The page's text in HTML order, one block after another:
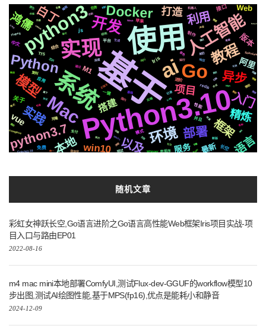
基于
使用
Python3.10
系统 ai
实现
Go
python3
Mac
人工智能
开发
环境
教程
Python
Docker
模型
部署
python3.7
异步
以及
利用
实践
入门
框架
本地
白丁
鸿儒
精炼
语言
项目
打造
win10
搭建
vue
阿里
服务 最新
版本
Web
M1
关于
接口
js
Iris
中文
免费 长空
一键
进阶
平台
redis
结合
苹果
性能
模式
制作
并且
应用
TTS
复刻
克隆
支付
任务
面试
api
数据库
微软
基础
2020
国内 后端
Whisper
机器人
深度
编程
记录
Selenium
通过
新版
Golang1.18
svg
生成
运行
结构
自动化
音色
响应
ffmpeg
compose
原生
芯片
前后
github
切换
动画
合成
爬虫
属于
情况
协议
聊天
MacOs 页面
https
简历
快速
识别
布局
集群
流程
声音
可用
机制
社交
数据
centos
推送
需要
格式
字幕
变量
推荐
场景
阻塞
镜像
Apple
各种
存储
遇到
统一
Ruby3
分布式
模拟
随机文章
彩虹女神跃长空,Go语言进阶之Go语言高性能Web框架Iris项目实战-项
目入口与路由EP01
2022-08-16
m4 mac mini本地部署ComfyUI,测试Flux-dev-GGUF的workflow模型10
步出图,测试AI绘图性能,基于MPS(fp16),优点是能耗小和静音
2024-12-09